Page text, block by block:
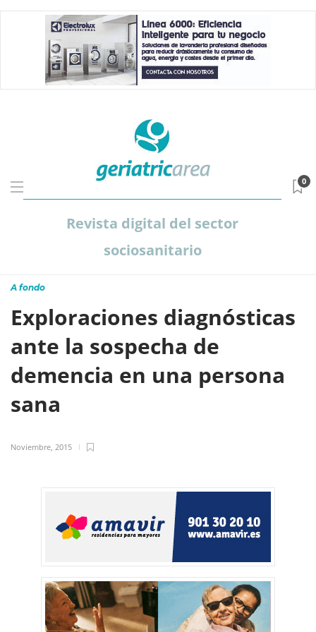
Revista digital del sector
sociosanitario
0
A fondo
Exploraciones diagnósticas
ante la sospecha de
demencia en una persona
sana
Noviembre, 2015